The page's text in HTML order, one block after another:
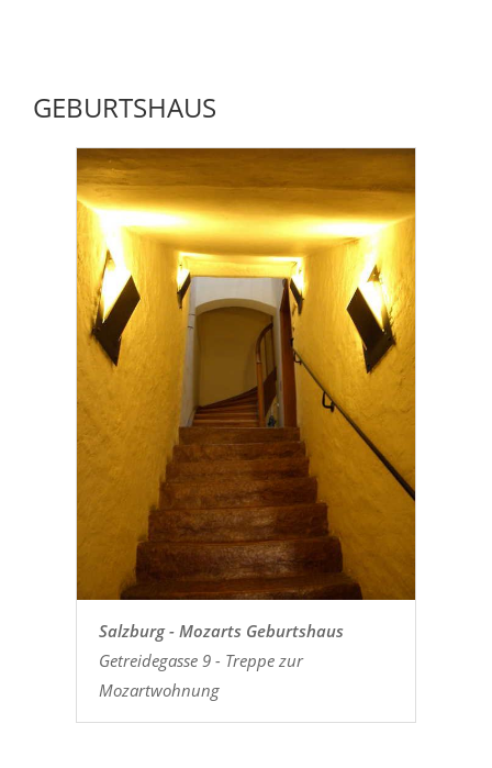
GEBURTSHAUS
Salzburg - Mozarts Geburtshaus
Getreidegasse 9 - Treppe zur
Mozartwohnung